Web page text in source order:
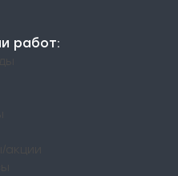
работ: